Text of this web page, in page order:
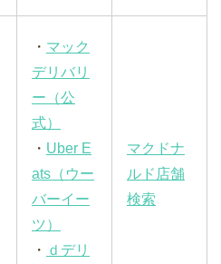
・ マック
デリバリ
ー（公
式）
・ Uber E
ats（ウー
バーイー
ツ）
・ ｄデリ
マクドナ
ルド店舗
検索